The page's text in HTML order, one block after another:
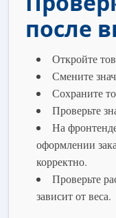
после
Откройте
Смените
Сохраните
Проверьте
На
оформлении
корректно.
Проверьте
зависит от веса.